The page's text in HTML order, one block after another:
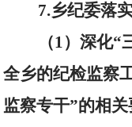
7.乡纪委落
（1）深化“
全乡的纪检监察
监察专干”的相